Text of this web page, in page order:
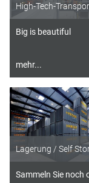
High-Tech-
Big is beautiful
mehr...
Lagerung / Self
Sammeln Sie noch